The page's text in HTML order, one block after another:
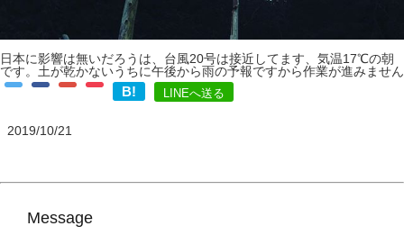
日本に影響は無いだろうは、台風20号は接近してます、気温17℃の朝
です。土が乾かないうちに午後から雨の予報ですから作業が進みません
B! LINEへ送る
2019/10/21
Message